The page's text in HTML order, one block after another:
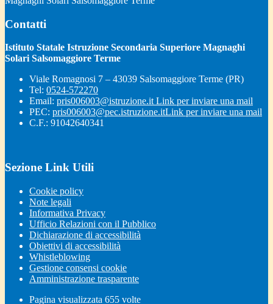
Contatti
Istituto Statale Istruzione Secondaria Superiore Magnaghi
Solari Salsomaggiore Terme
Viale Romagnosi 7 – 43039 Salsomaggiore Terme (PR)
Tel: 0524-572270
Email: pris006003@istruzione.itLink per inviare una mail
PEC: pris006003@pec.istruzione.itLink per inviare una mail
C.F.: 91042640341
Sezione Link Utili
Cookie policy
Note legali
Informativa Privacy
Ufficio Relazioni con il Pubblico
Dichiarazione di accessibilità
Obiettivi di accessibilità
Whistleblowing
Gestione consensi cookie
Amministrazione trasparente
Pagina visualizzata 655 volte